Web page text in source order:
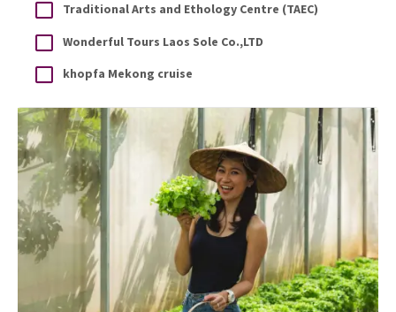
Traditional Arts and Ethology Centre (TAEC)
Wonderful Tours Laos Sole Co.,LTD
khopfa Mekong cruise